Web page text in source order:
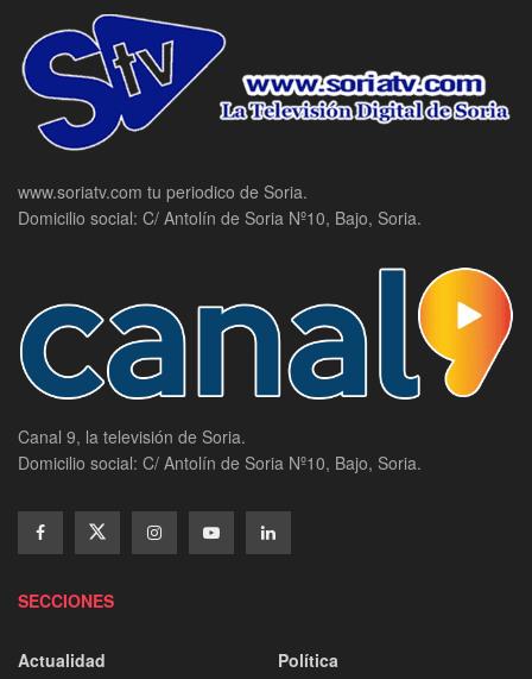
www.soriatv.com tu periodico de Soria.
Domicilio social: C/ Antolín de Soria Nº10, Bajo, Soria.
Canal 9, la televisión de Soria.
Domicilio social: C/ Antolín de Soria Nº10, Bajo, Soria.
SECCIONES
Actualidad
Política